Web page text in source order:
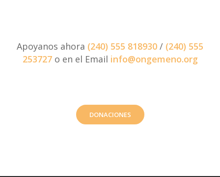
Apoyanos ahora (240) 555 818930 / (240) 555
253727o en el Email info@ongemeno.org
DONACIONES